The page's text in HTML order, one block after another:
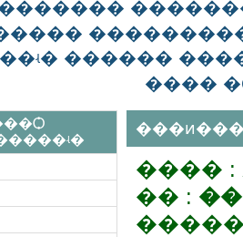
������
����
���� :
�� :